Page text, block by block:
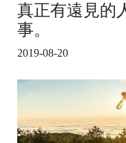
真正有遠見的
事。
2019-08-20